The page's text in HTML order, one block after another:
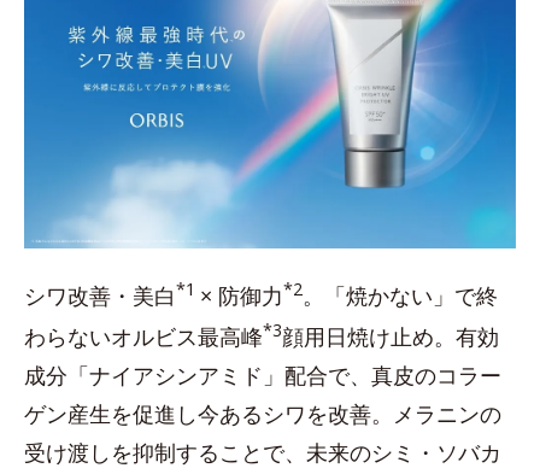
シワ改善・美白*1 × 防御力*2。「焼かない」で終
わらないオルビス最高峰*3顔用日焼け止め。有効
成分「ナイアシンアミド」配合で、真皮のコラー
ゲン産生を促進し今あるシワを改善。メラニンの
受け渡しを抑制することで、未来のシミ・ソバカ